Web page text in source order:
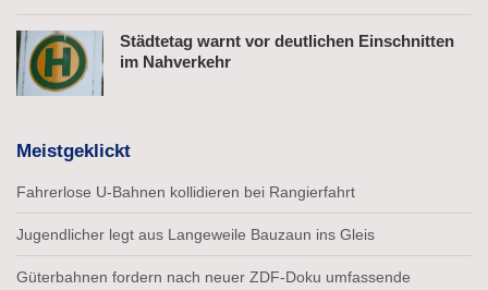
Städtetag warnt vor deutlichen Einschnitten
im Nahverkehr
Meistgeklickt
Fahrerlose U-Bahnen kollidieren bei Rangierfahrt
Jugendlicher legt aus Langeweile Bauzaun ins Gleis
Güterbahnen fordern nach neuer ZDF-Doku umfassende